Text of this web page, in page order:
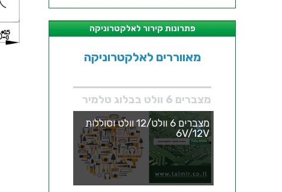
פתרונות קירור לאלקטרוניקה
מאווררים לאלקטרוניקה
מצברים 6 וולט בבלוג טלמיר
מצברים 6 וולט/12 וולט וסוללות
6V/12V